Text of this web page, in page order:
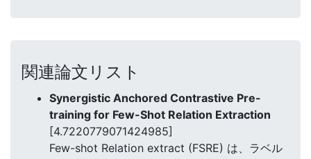
関連論文リスト
Synergistic Anchored Contrastive Pre-
training for Few-Shot Relation Extraction
[4.7220779071424985]
Few-shot Relation extract (FSRE) は、ラベル